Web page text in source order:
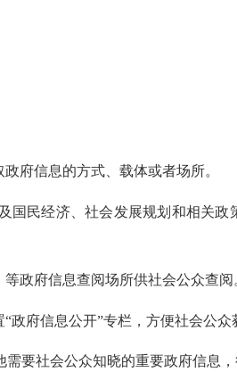
府信息的方式、载体或者场所。
民经济、社会发展规划和相关政
府信息查阅场所供社会公众查阅
府信息公开”专栏，方便社会公众
要社会公众知晓的重要政府信息